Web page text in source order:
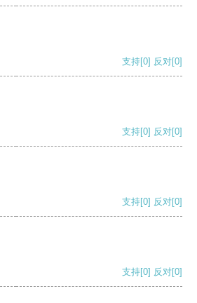
支持[0] 反对[0]
支持[0] 反对[0]
支持[0] 反对[0]
支持[0] 反对[0]